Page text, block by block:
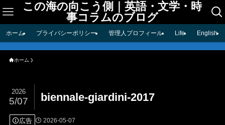
この海の向こう側｜英語・文学・時
事コラムのブログ
ホーム プライバシーポリシー 管理人プロフィール Life English
ホーム
biennale-giardini-2017
2026
5/07
広告 2026-05-07